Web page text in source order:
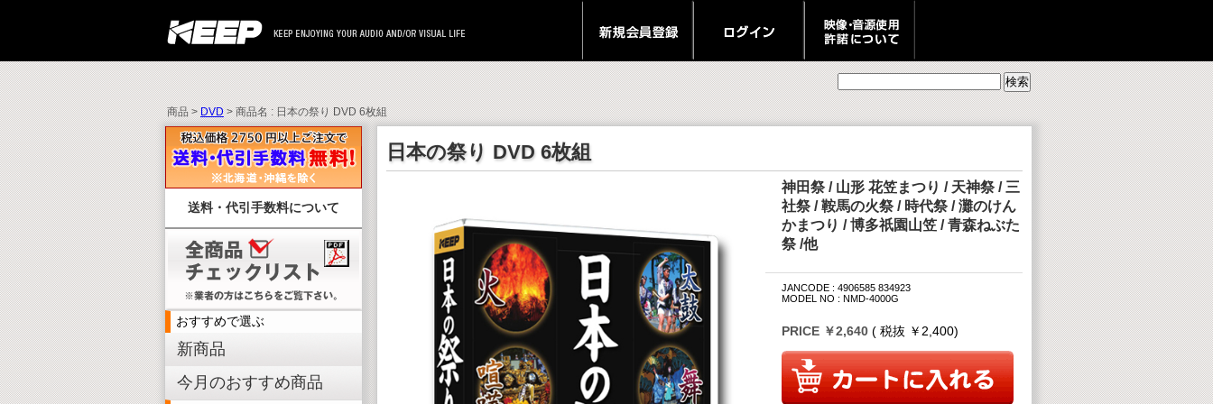
商品 >DVD> 商品名 : 日本の祭り DVD 6枚組
送料・代引手数料について
おすすめで選ぶ
新商品
今月のおすすめ商品
日本の祭り DVD 6枚組
神田祭 / 山形 花笠まつり / 天神祭 / 三
社祭 / 鞍馬の火祭 / 時代祭 / 灘のけん
かまつり / 博多祇園山笠 / 青森ねぶた
祭 /他
JANCODE : 4906585 834923
MODEL NO : NMD-4000G
PRICE ￥2,640 ( 税抜 ￥2,400)